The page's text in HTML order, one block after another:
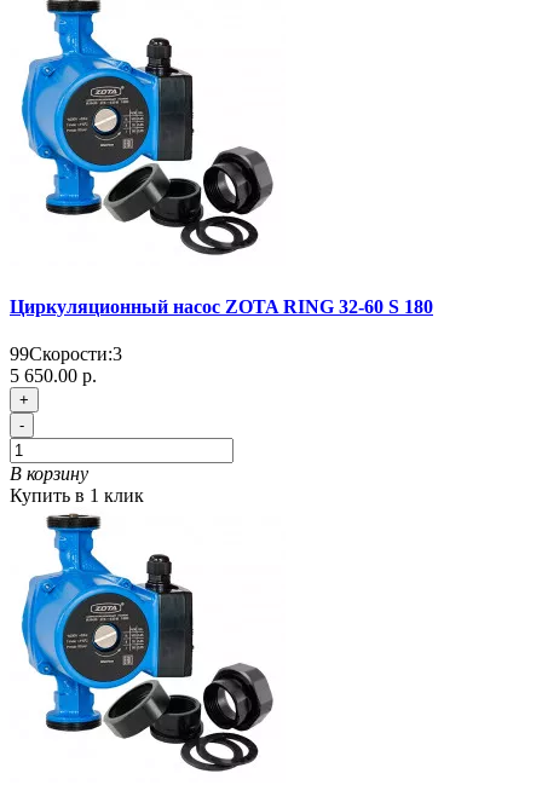
Циркуляционный насос ZOTA RING 32-60 S 180
99Скорости:3
5 650.00 р.
+
-
В корзину
Купить в 1 клик